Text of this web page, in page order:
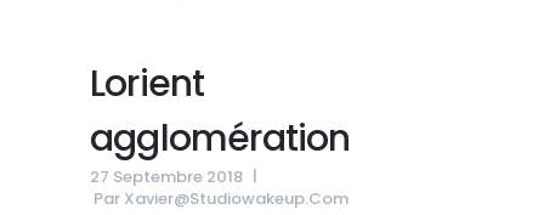
Lorient
agglomération
27 Septembre 2018
Par Xavier@studiowakeup.com